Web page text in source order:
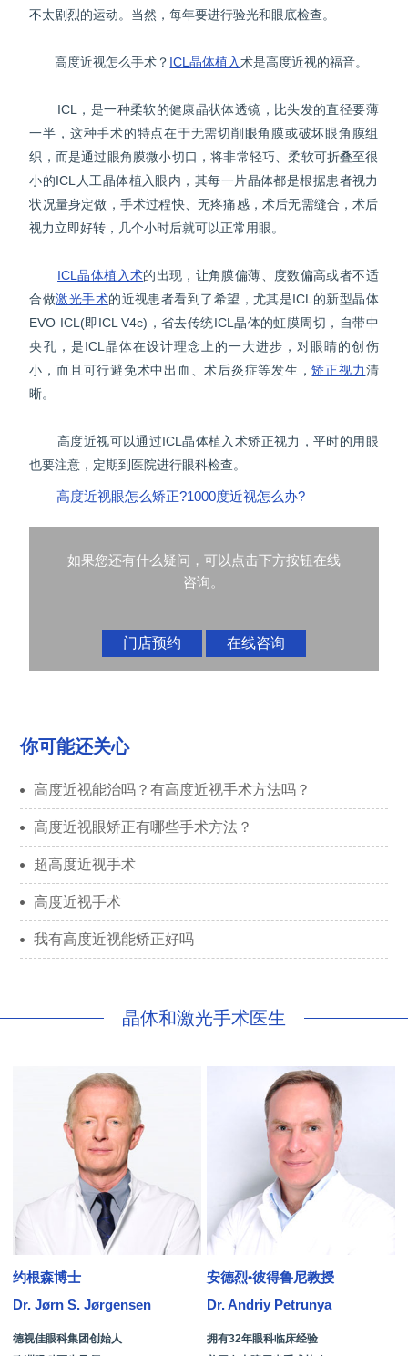
不太剧烈的运动。当然，每年要进行验光和眼底检查。
高度近视怎么手术？ ICL晶体植入术是高度近视的福音。
ICL，是一种柔软的健康晶状体透镜，比头发的直径要薄
一半，这种手术的特点在于无需切削眼角膜或破坏眼角膜组
织，而是通过眼角膜微小切口，将非常轻巧、柔软可折叠至很
小的ICL人工晶体植入眼内，其每一片晶体都是根据患者视力
状况量身定做，手术过程快、无疼痛感，术后无需缝合，术后
视力立即好转，几个小时后就可以正常用眼。
ICL晶体植入术的出现，让角膜偏薄、度数偏高或者不适
合做激光手术的近视患者看到了希望，尤其是ICL的新型晶体
EVO ICL(即ICL V4c)，省去传统ICL晶体的虹膜周切，自带中
央孔，是ICL晶体在设计理念上的一大进步，对眼睛的创伤
小，而且可行避免术中出血、术后炎症等发生，矫正视力清
晰。
高度近视可以通过ICL晶体植入术矫正视力，平时的用眼
也要注意，定期到医院进行眼科检查。
高度近视眼怎么矫正?1000度近视怎么办?
如果您还有什么疑问，可以点击下方按钮在线
咨询。
门店预约 在线咨询
你可能还关心
高度近视能治吗？有高度近视手术方法吗？
高度近视眼矫正有哪些手术方法？
超高度近视手术
高度近视手术
我有高度近视能矫正好吗
晶体和激光手术医生
约根森博士
Dr. Jørn S. Jørgensen
德视佳眼科集团创始人
安德烈•彼得鲁尼教授
Dr. Andriy Petrunya
拥有32年眼科临床经验